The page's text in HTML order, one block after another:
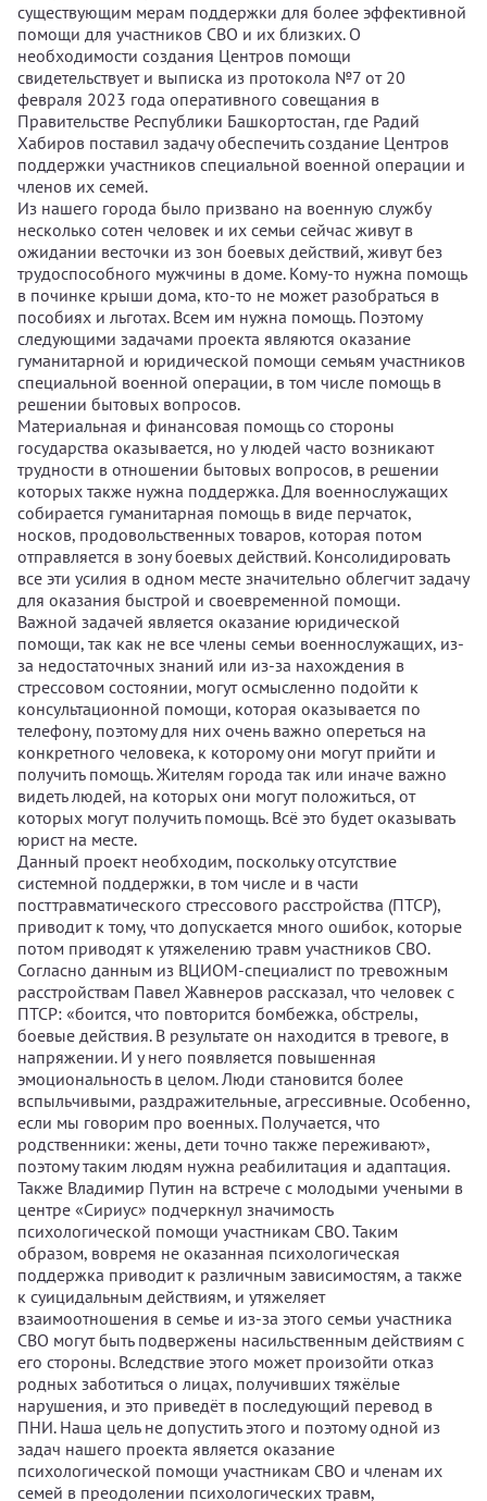
существующим мерам поддержки для более эффективной
помощи для участников СВО и их близких. О
необходимости создания Центров помощи
свидетельствует и выписка из протокола №7 от 20
февраля 2023 года оперативного совещания в
Правительстве Республики Башкортостан, где Радий
Хабиров поставил задачу обеспечить создание Центров
поддержки участников специальной военной операции и
членов их семей.
Из нашего города было призвано на военную службу
несколько сотен человек и их семьи сейчас живут в
ожидании весточки из зон боевых действий, живут без
трудоспособного мужчины в доме. Кому-то нужна помощь
в починке крыши дома, кто-то не может разобраться в
пособиях и льготах. Всем им нужна помощь. Поэтому
следующими задачами проекта являются оказание
гуманитарной и юридической помощи семьям участников
специальной военной операции, в том числе помощь в
решении бытовых вопросов.
Материальная и финансовая помощь со стороны
государства оказывается, но у людей часто возникают
трудности в отношении бытовых вопросов, в решении
которых также нужна поддержка. Для военнослужащих
собирается гуманитарная помощь в виде перчаток,
носков, продовольственных товаров, которая потом
отправляется в зону боевых действий. Консолидировать
все эти усилия в одном месте значительно облегчит задачу
для оказания быстрой и своевременной помощи.
Важной задачей является оказание юридической
помощи, так как не все члены семьи военнослужащих, из-
за недостаточных знаний или из-за нахождения в
стрессовом состоянии, могут осмысленно подойти к
консультационной помощи, которая оказывается по
телефону, поэтому для них очень важно опереться на
конкретного человека, к которому они могут прийти и
получить помощь. Жителям города так или иначе важно
видеть людей, на которых они могут положиться, от
которых могут получить помощь. Всё это будет оказывать
юрист на месте.
Данный проект необходим, поскольку отсутствие
системной поддержки, в том числе и в части
посттравматического стрессового расстройства (ПТСР),
приводит к тому, что допускается много ошибок, которые
потом приводят к утяжелению травм участников СВО.
Согласно данным из ВЦИОМ-специалист по тревожным
расстройствам Павел Жавнеров рассказал, что человек с
ПТСР: «боится, что повторится бомбежка, обстрелы,
боевые действия. В результате он находится в тревоге, в
напряжении. И у него появляется повышенная
эмоциональность в целом. Люди становится более
вспыльчивыми, раздражительные, агрессивные. Особенно,
если мы говорим про военных. Получается, что
родственники: жены, дети точно также переживают»,
поэтому таким людям нужна реабилитация и адаптация.
Также Владимир Путин на встрече с молодыми учеными в
центре «Сириус» подчеркнул значимость
психологической помощи участникам СВО. Таким
образом, вовремя не оказанная психологическая
поддержка приводит к различным зависимостям, а также
к суицидальным действиям, и утяжеляет
взаимоотношения в семье и из-за этого семьи участника
СВО могут быть подвержены насильственным действиям с
его стороны. Вследствие этого может произойти отказ
родных заботиться о лицах, получивших тяжёлые
нарушения, и это приведёт в последующий перевод в
ПНИ. Наша цель не допустить этого и поэтому одной из
задач нашего проекта является оказание
психологической помощи участникам СВО и членам их
семей в преодолении психологических травм,